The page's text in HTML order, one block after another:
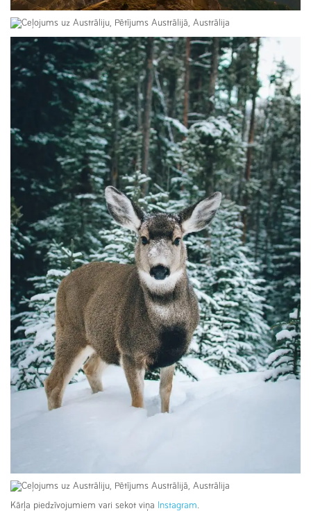
Kārļa piedzīvojumiem vari sekot viņa Instagram.